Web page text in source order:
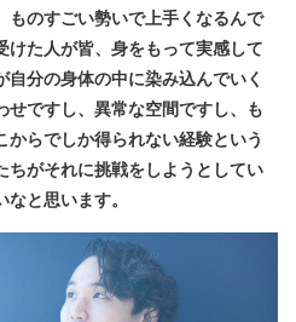
ものすごい勢いで上手くなるんで
た人が皆、身をもって実感して
分の身体の中に染み込んでいく
ですし、異常な空間ですし、も
らでしか得られない経験という
ちがそれに挑戦をしようとしてい
と思います。